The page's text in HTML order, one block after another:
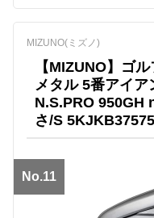
MIZUNO(ミズノ)
【MIZUNO】ゴ
メタル 5番アイア
N.S.PRO 950GH
さ/S 5KJKB37575
No.11